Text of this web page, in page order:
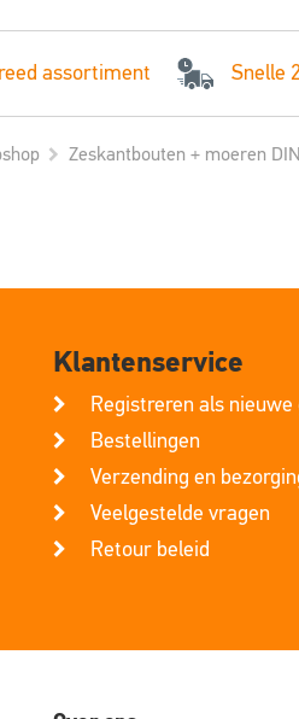
assortiment Snelle
Zeskantbouten + moeren
Klantenservice
Registreren als
Bestellingen
Verzending en
Veelgestelde vragen
Retour beleid